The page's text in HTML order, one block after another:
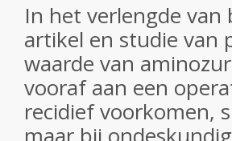
In het verlengde van
artikel en studie van
waarde van
vooraf aan een
recidief voorkomen,